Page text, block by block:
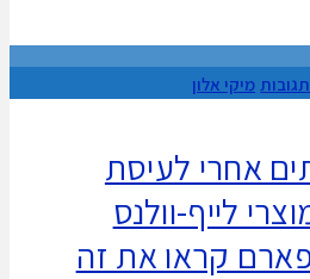
מיקי אלון
אחרי לעיסת
לייף-וולנס
קראו את זה